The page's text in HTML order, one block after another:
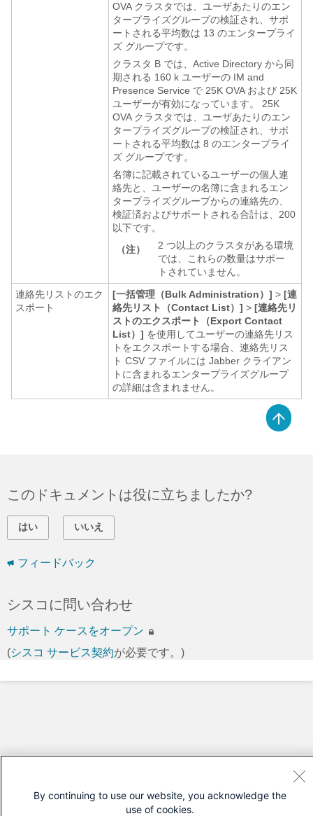
OVA クラスタでは、ユーザあたりのエン
タープライズグループの検証され、サポ
ートされる平均数は 13 のエンタープライ
ズ グループです。
クラスタ B では、Active Directory から同
期される 160 k ユーザーの IM and
Presence Service で 25K OVA および 25K
ユーザーが有効になっています。 25K
OVA クラスタでは、ユーザあたりのエン
タープライズグループの検証され、サポ
ートされる平均数は 8 のエンタープライ
ズ グループです。
名簿に記載されているユーザーの個人連
絡先と、ユーザーの名簿に含まれるエン
タープライズグループからの連絡先の、
検証済およびサポートされる合計は、200
以下です。
（注）
2 つ以上のクラスタがある環境
では、これらの数量はサポー
トされていません。
連絡先リストのエク
スポート
[一括管理（Bulk Administration）] > [連
絡先リスト（Contact List）] > [連絡先リ
ストのエクスポート（Export Contact
List）] を使用してユーザーの連絡先リス
トをエクスポートする場合、連絡先リス
ト CSV ファイルには Jabber クライアン
トに含まれるエンタープライズグループ
の詳細は含まれません。
このドキュメントは役に立ちましたか?
はい いいえ
フィードバック
シスコに問い合わせ
サポート ケースをオープン
(シスコ サービス契約が必要です。)
By continuing to use our website, you acknowledge the
use of cookies.